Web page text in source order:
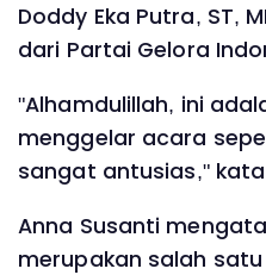
Doddy Eka Putra, ST,
dari Partai Gelora
"Alhamdulillah, ini
menggelar acara
sangat antusias,"
Anna Susanti
merupakan salah